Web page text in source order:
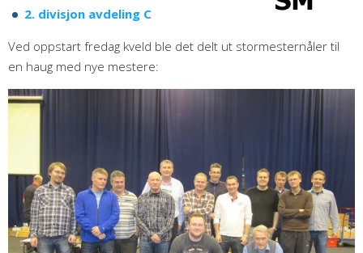
2. divisjon avdeling C
Ved oppstart fredag kveld ble det delt ut stormesternåler til
en haug med nye mestere: